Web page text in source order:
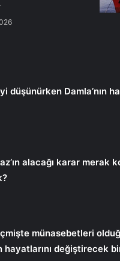
düşünürken Damla’nın
alacağı karar merak
münasebetleri
hayatlarını değiştirecek